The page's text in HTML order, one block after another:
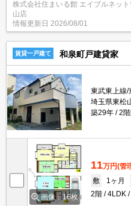
K！保証人も不要です！東松山
集中です🎵（要予約）インタ
株式会社住まいる館 エイブルネッ
山店
情報更新日 2026/08/01
賃貸一戸建て 和泉町戸建貸家
東武東上線/
埼玉県東松
築29年
2
画像：16枚
11万円(管
敷
1ヶ月
2階
4LDK